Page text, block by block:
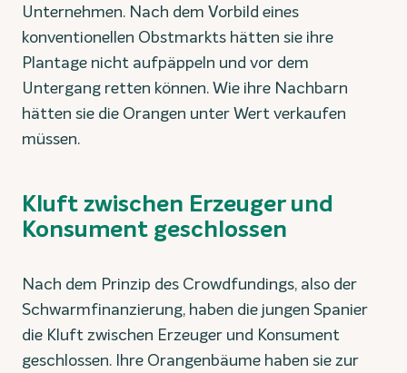
Unternehmen. Nach dem Vorbild eines
konventionellen Obstmarkts hätten sie ihre
Plantage nicht aufpäppeln und vor dem
Untergang retten können. Wie ihre Nachbarn
hätten sie die Orangen unter Wert verkaufen
müssen.
Kluft zwischen Erzeuger und
Konsument geschlossen
Nach dem Prinzip des Crowdfundings, also der
Schwarmfinanzierung, haben die jungen Spanier
die Kluft zwischen Erzeuger und Konsument
geschlossen. Ihre Orangenbäume haben sie zur